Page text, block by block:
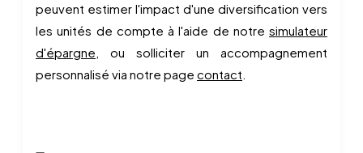
peuvent estimer l'impact d'une diversification vers
les unités de compte à l'aide de notre simulateur
d'épargne, ou solliciter un accompagnement
personnalisé via notre page contact.